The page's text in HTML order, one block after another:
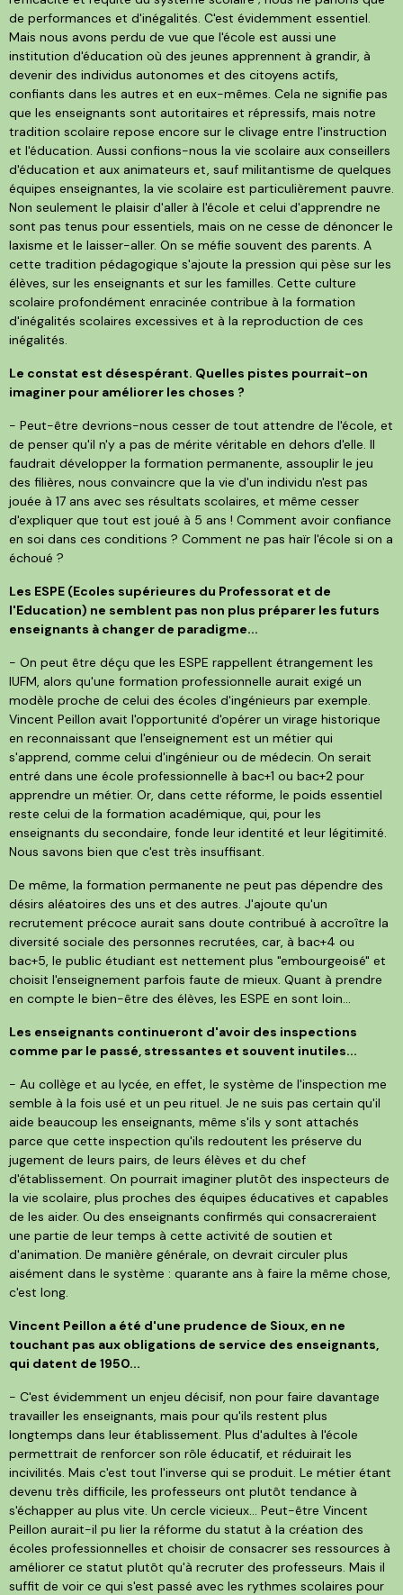
de performances et d'inégalités. C'est évidemment essentiel.
Mais nous avons perdu de vue que l'école est aussi une
institution d'éducation où des jeunes apprennent à grandir, à
devenir des individus autonomes et des citoyens actifs,
confiants dans les autres et en eux-mêmes. Cela ne signifie pas
que les enseignants sont autoritaires et répressifs, mais notre
tradition scolaire repose encore sur le clivage entre l'instruction
et l'éducation. Aussi confions-nous la vie scolaire aux conseillers
d'éducation et aux animateurs et, sauf militantisme de quelques
équipes enseignantes, la vie scolaire est particulièrement pauvre.
Non seulement le plaisir d'aller à l'école et celui d'apprendre ne
sont pas tenus pour essentiels, mais on ne cesse de dénoncer le
laxisme et le laisser-aller. On se méfie souvent des parents. A
cette tradition pédagogique s'ajoute la pression qui pèse sur les
élèves, sur les enseignants et sur les familles. Cette culture
scolaire profondément enracinée contribue à la formation
d'inégalités scolaires excessives et à la reproduction de ces
inégalités.
Le constat est désespérant. Quelles pistes pourrait-on
imaginer pour améliorer les choses ?
- Peut-être devrions-nous cesser de tout attendre de l'école, et
de penser qu'il n'y a pas de mérite véritable en dehors d'elle. Il
faudrait développer la formation permanente, assouplir le jeu
des filières, nous convaincre que la vie d'un individu n'est pas
jouée à 17 ans avec ses résultats scolaires, et même cesser
d'expliquer que tout est joué à 5 ans ! Comment avoir confiance
en soi dans ces conditions ? Comment ne pas haïr l'école si on a
échoué ?
Les ESPE (Ecoles supérieures du Professorat et de
l'Education) ne semblent pas non plus préparer les futurs
enseignants à changer de paradigme...
- On peut être déçu que les ESPE rappellent étrangement les
IUFM, alors qu'une formation professionnelle aurait exigé un
modèle proche de celui des écoles d'ingénieurs par exemple.
Vincent Peillon avait l'opportunité d'opérer un virage historique
en reconnaissant que l'enseignement est un métier qui
s'apprend, comme celui d'ingénieur ou de médecin. On serait
entré dans une école professionnelle à bac+1 ou bac+2 pour
apprendre un métier. Or, dans cette réforme, le poids essentiel
reste celui de la formation académique, qui, pour les
enseignants du secondaire, fonde leur identité et leur légitimité.
Nous savons bien que c'est très insuffisant.
De même, la formation permanente ne peut pas dépendre des
désirs aléatoires des uns et des autres. J'ajoute qu'un
recrutement précoce aurait sans doute contribué à accroître la
diversité sociale des personnes recrutées, car, à bac+4 ou
bac+5, le public étudiant est nettement plus "embourgeoisé" et
choisit l'enseignement parfois faute de mieux. Quant à prendre
en compte le bien-être des élèves, les ESPE en sont loin...
Les enseignants continueront d'avoir des inspections
comme par le passé, stressantes et souvent inutiles...
- Au collège et au lycée, en effet, le système de l'inspection me
semble à la fois usé et un peu rituel. Je ne suis pas certain qu'il
aide beaucoup les enseignants, même s'ils y sont attachés
parce que cette inspection qu'ils redoutent les préserve du
jugement de leurs pairs, de leurs élèves et du chef
d'établissement. On pourrait imaginer plutôt des inspecteurs de
la vie scolaire, plus proches des équipes éducatives et capables
de les aider. Ou des enseignants confirmés qui consacreraient
une partie de leur temps à cette activité de soutien et
d'animation. De manière générale, on devrait circuler plus
aisément dans le système : quarante ans à faire la même chose,
c'est long.
Vincent Peillon a été d'une prudence de Sioux, en ne
touchant pas aux obligations de service des enseignants,
qui datent de 1950...
- C'est évidemment un enjeu décisif, non pour faire davantage
travailler les enseignants, mais pour qu'ils restent plus
longtemps dans leur établissement. Plus d'adultes à l'école
permettrait de renforcer son rôle éducatif, et réduirait les
incivilités. Mais c'est tout l'inverse qui se produit. Le métier étant
devenu très difficile, les professeurs ont plutôt tendance à
s'échapper au plus vite. Un cercle vicieux... Peut-être Vincent
Peillon aurait-il pu lier la réforme du statut à la création des
écoles professionnelles et choisir de consacrer ses ressources à
améliorer ce statut plutôt qu'à recruter des professeurs. Mais il
suffit de voir ce qui s'est passé avec les rythmes scolaires pour